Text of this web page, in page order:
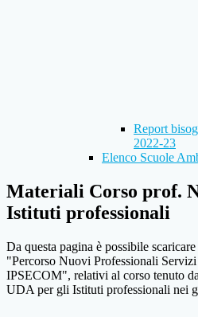
Report
2022-23
Elenco Scuole
Materiali Corso prof.
Istituti professionali
Da questa pagina è possibile
"Percorso Nuovi Professionali
IPSECOM", relativi al corso tenuto
UDA per gli Istituti professionali nei